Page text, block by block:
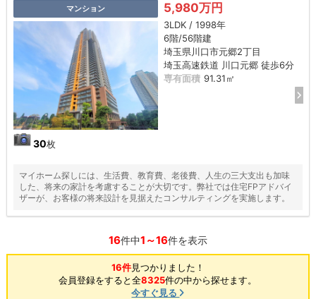
マンション
30枚
5,980万円
3LDK / 1998年
6階/56階建
埼玉県川口市元郷2丁目
埼玉高速鉄道 川口元郷 徒歩6分
専有面積 91.31㎡
マイホーム探しには、生活費、教育費、老後費、人生の三大支出も加味
した、将来の家計を考慮することが大切です。弊社では住宅FPアドバイ
ザーが、お客様の将来設計を見据えたコンサルティングを実施します。
16件中1～16件を表示
16件見つかりました！
会員登録をすると全8325件の中から探せます。
今すぐ見る